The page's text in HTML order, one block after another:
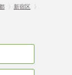
〉 新宿区
〉